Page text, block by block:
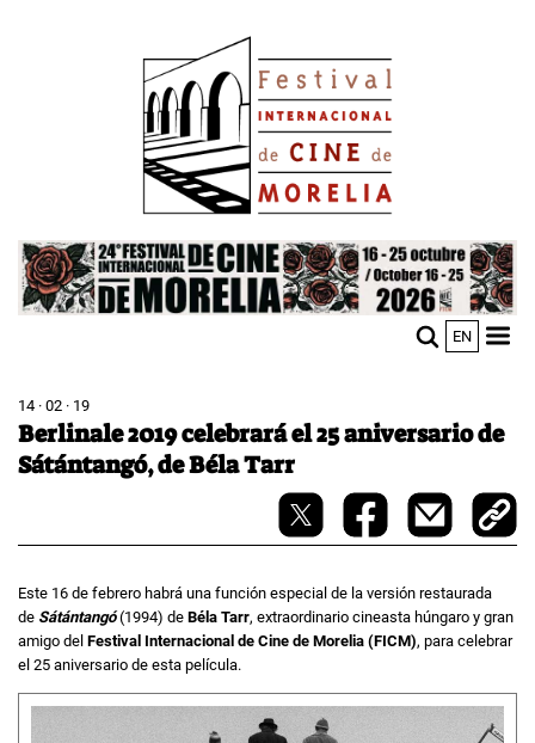
Image
EN
14 · 02 · 19
Berlinale 2019 celebrará el 25 aniversario de
Sátántangó, de Béla Tarr
Este 16 de febrero habrá una función especial de la versión restaurada
de Sátántangó(1994) de Béla Tarr, extraordinario cineasta húngaro y gran
amigo del Festival Internacional de Cine de Morelia (FICM), para celebrar
el 25 aniversario de esta película.